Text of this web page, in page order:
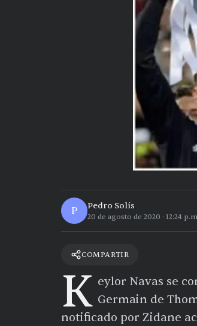
P Pedro Solís
20 de agosto de 2020 · 12:24
COMPARTIR
K eylor Navas se
Germain de
notificado por Zidane